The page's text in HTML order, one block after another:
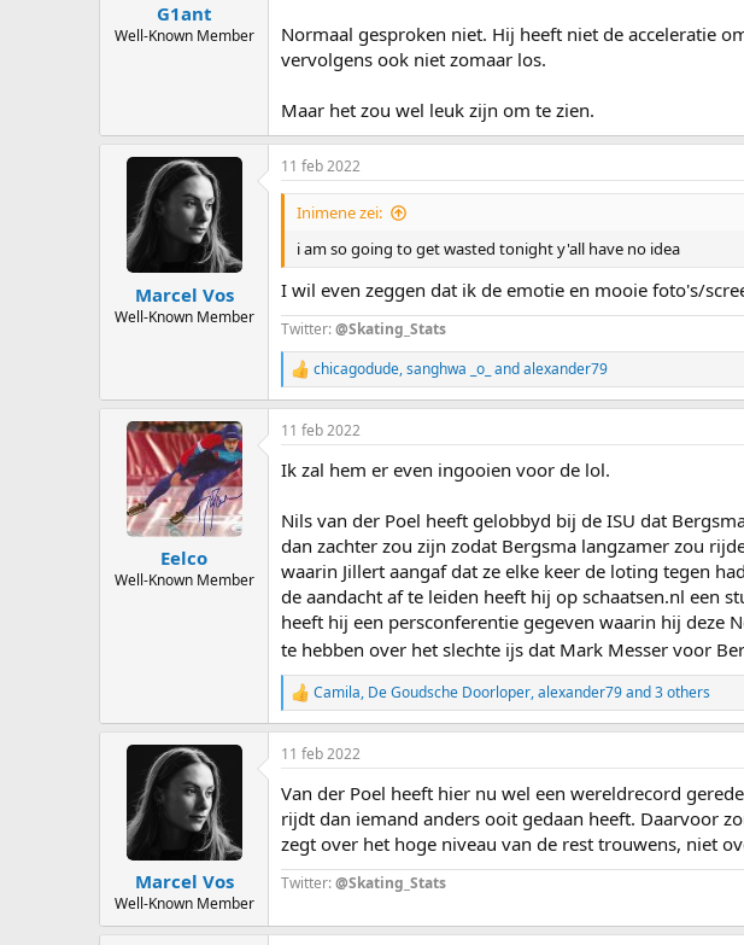
G1ant
Well-Known Member
Normaal gesproken niet. Hij heeft niet de acceleratie
vervolgens ook niet zomaar los.
Maar het zou wel leuk zijn om te zien.
Marcel Vos
Well-Known Member
11 feb 2022
Inimene zei:
i am so going to get wasted tonight y'all have no idea
I wil even zeggen dat ik de emotie en mooie foto's/
Twitter:@Skating_Stats
R
e
a
c
i
n
s
:
chicagodude,sanghwa _o_ andalexander79
Eelco
Well-Known Member
11 feb 2022
Ik zal hem er even ingooien voor de lol.
Nils van der Poel heeft gelobbyd bij de ISU dat
dan zachter zou zijn zodat Bergsma langzamer zou
waarin Jillert aangaf dat ze elke keer de loting tegen
de aandacht af te leiden heeft hij op schaatsen.nl een
heeft hij een persconferentie gegeven waarin hij deze
te hebben over het slechte ijs dat Mark Messer voor
R
e
a
c
i
o
n
s
:
Camila, De Goudsche Doorloper,alexander79and 3 others
Marcel Vos
Well-Known Member
11 feb 2022
Van der Poel heeft hier nu wel een wereldrecord
rijdt dan iemand anders ooit gedaan heeft. Daarvoor
zegt over het hoge niveau van de rest trouwens, niet
Twitter:@Skating_Stats